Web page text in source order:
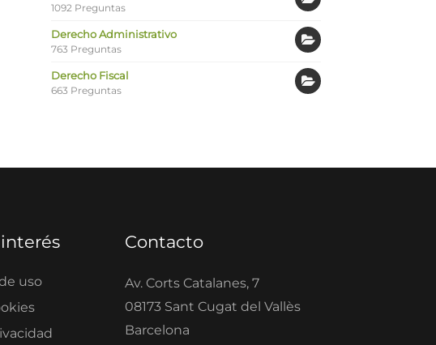
1092 Preguntas
Derecho Administrativo
763 Preguntas
Derecho Fiscal
663 Preguntas
uso
Contacto
Av. Corts Catalanes, 7
08173 Sant Cugat del Vallès
Barcelona